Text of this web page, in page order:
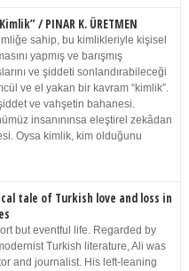
/ PINAR K. ÜRETMEN
sahip, bu kimlikleriyle kişisel
yapmış ve barışmış
ve şiddeti sonlandırabileceği
ve el yakan bir kavram “kimlik”.
ve vahşetin bahanesi.
insanınınsa eleştirel zekâdan
Oysa kimlik, kim olduğunu
tale of Turkish love and loss in
but eventful life. Regarded by
Turkish literature, Ali was
and journalist. His left-leaning